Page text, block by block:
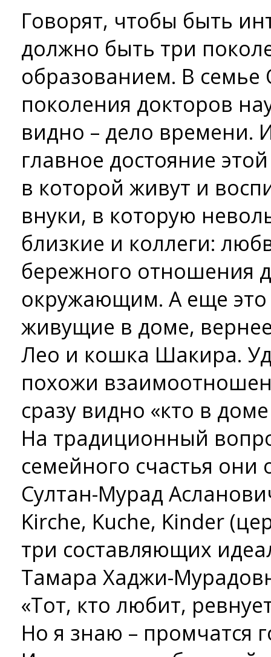
Говорят, чтобы быть
должно быть три
образованием. В
поколения докторов
видно – дело времени.
главное достояние
в которой живут и
внуки, в которую
близкие и коллеги:
бережного отношения
окружающим. А еще это
живущие в доме,
Лео и кошка Шакира.
похожи
сразу видно «кто в
На традиционный
семейного счастья они
Султан-Мурад
Kirche, Kuche, Kinder
три составляющих
Тамара Хаджи-
«Тот, кто любит,
Но я знаю – промчатся